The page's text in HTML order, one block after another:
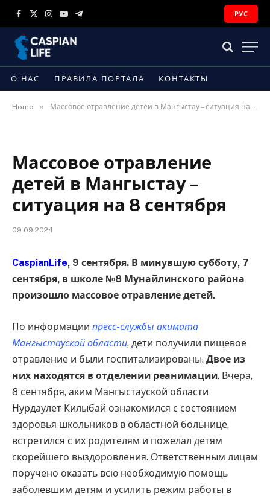
Facebook
X
Instagram
YouTubeTelegram
РУС
О НАС ПРАВИЛА ПОРТАЛА КОНТАКТЫ
Home » Массовое отравление детей в Мангыстау – ситуация на 8 сентября
Массовое отравление
детей в Мангыстау –
ситуация на 8 сентября
09.09.2024
CaspianLife, 9 сентября. В минувшую субботу, 7
сентября, в школе №8 Мунайлинского района
произошло массовое отравление детей.
По информации пресс-службы акимата
Мангыстауской области, дети получили пищевое
отравление и были госпитализированы. Двое из
них находятся в отделении реанимации. Вчера,
8 сентября, аким Мангыстауской области
Нурдаулет Килыбай ознакомился с состоянием
здоровья школьников в областной больнице,
встретился с их родителям и пожелал детям
скорейшего выздоровления. Ответственным лицам
поручено оказать всю необходимую помощь
заболевшим детям и усилить режим работы в